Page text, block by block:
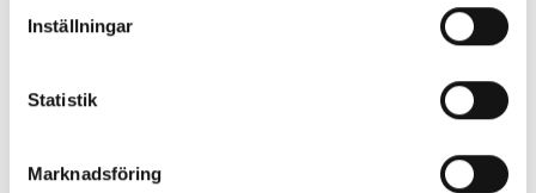
Inställningar
Statistik
Marknadsföring
Hästkunskap 1 och 2